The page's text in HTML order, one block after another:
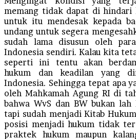
memang tidak dapat di
untuk itu mendesak kepada
undang untuk segera
sudah lama disusun oleh
Indonesia sendiri. Kalau kita
seperti ini tentu akan
hukum dan keadilan yang
Indonesia. Sehingga tepat apa
oleh Mahkamah Agung RI di
bahwa WvS dan BW bukan lah
tapi sudah menjadi Kitab
posisi menjadi hukum tidak
praktek hukum maupun